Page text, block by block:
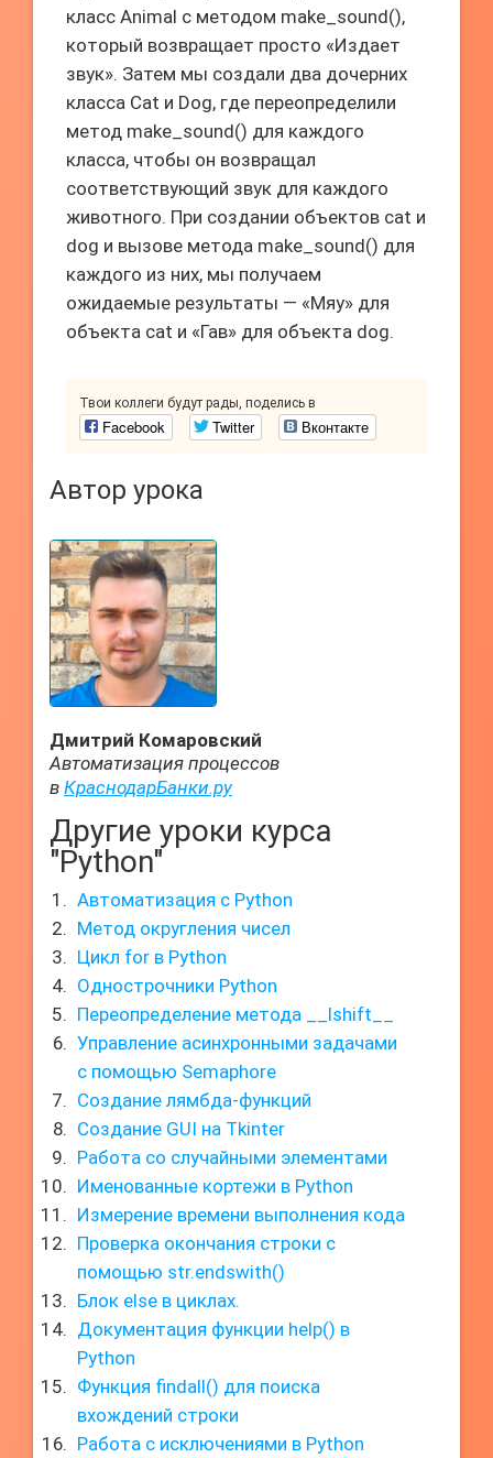
класс Animal с методом make_sound(),
который возвращает просто «Издает
звук». Затем мы создали два дочерних
класса Cat и Dog, где переопределили
метод make_sound() для каждого
класса, чтобы он возвращал
соответствующий звук для каждого
животного. При создании объектов cat и
dog и вызове метода make_sound() для
каждого из них, мы получаем
ожидаемые результаты — «Мяу» для
объекта cat и «Гав» для объекта dog.
Твои коллеги будут рады, поделись в
Facebook Twitter Вконтакте
Автор урока
Дмитрий Комаровский
Автоматизация процессов
в КраснодарБанки.ру
Другие уроки курса
"Python"
Автоматизация с Python
Метод округления чисел
Цикл for в Python
Однострочники Python
Переопределение метода __lshift__
Управление асинхронными задачами
с помощью Semaphore
Создание лямбда-функций
Создание GUI на Tkinter
Работа со случайными элементами
Именованные кортежи в Python
Измерение времени выполнения кода
Проверка окончания строки с
помощью str.endswith()
Блок else в циклах.
Документация функции help() в
Python
Функция findall() для поиска
вхождений строки
Работа с исключениями в Python